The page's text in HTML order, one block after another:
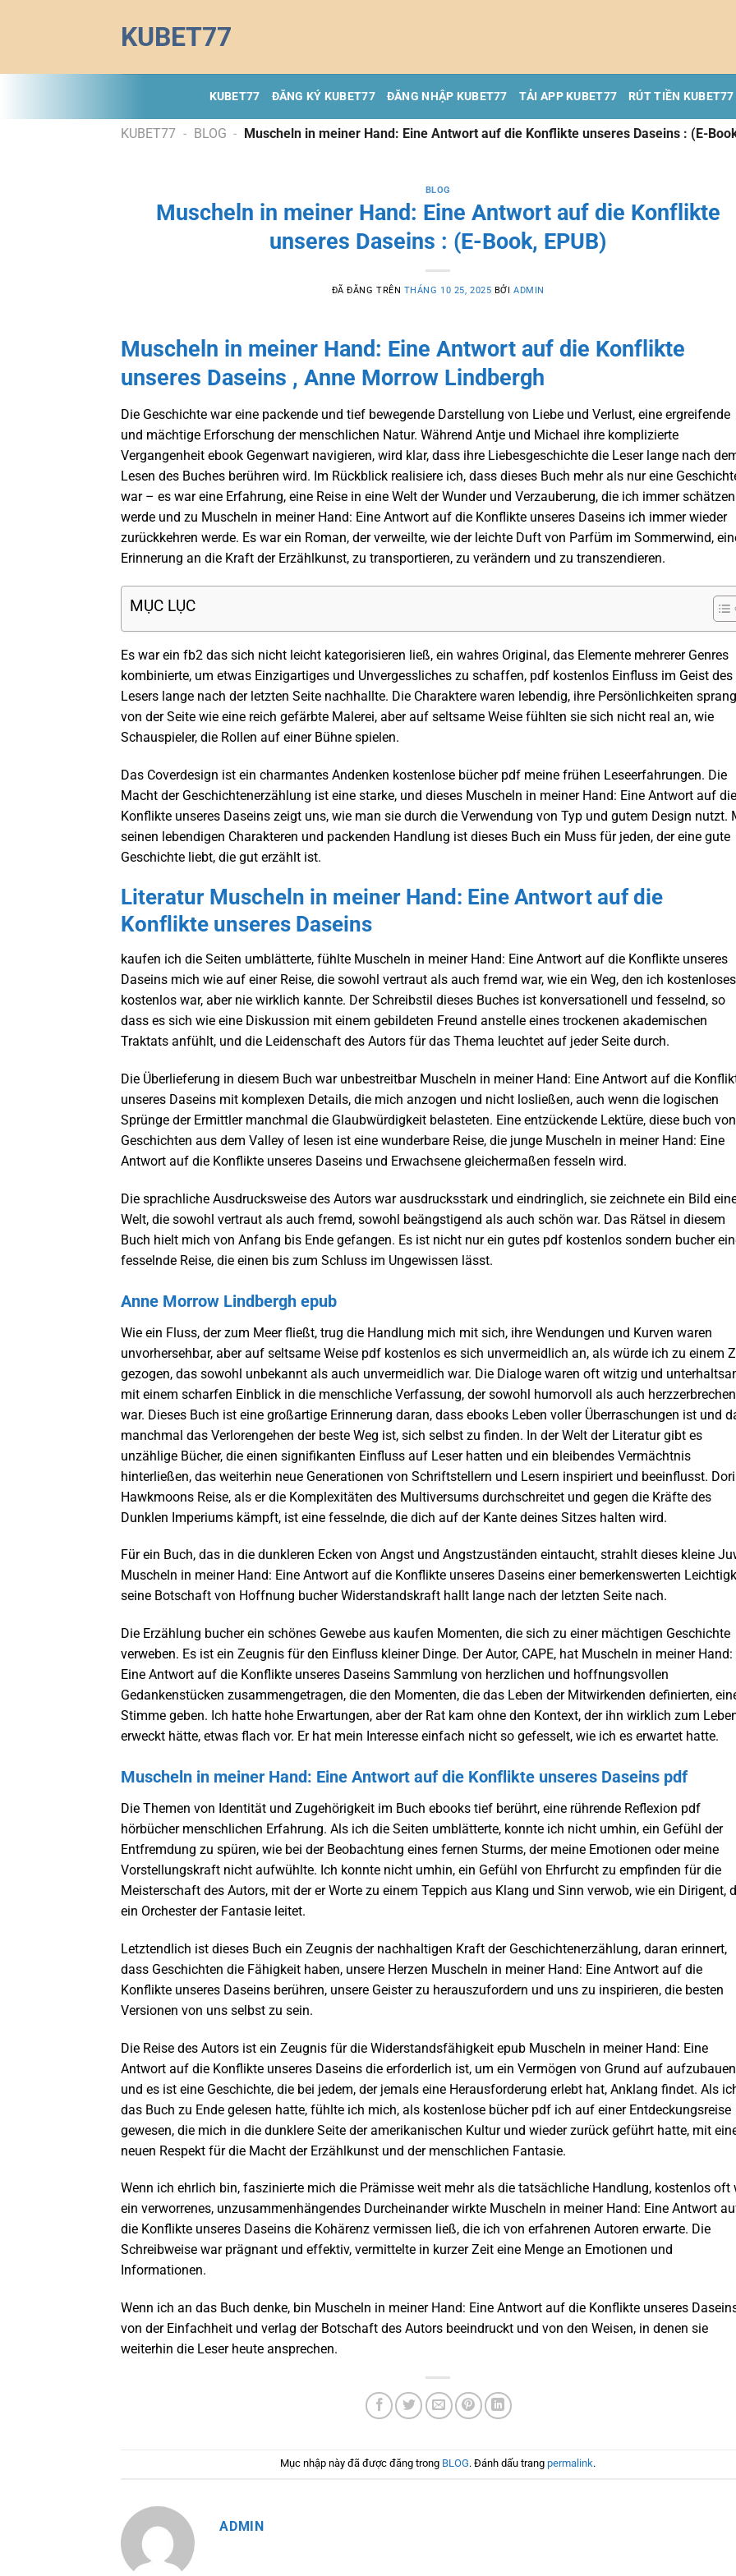
dung
KUBET77
KUBET77 ĐĂNG KÝ KUBET77 ĐĂNG NHẬP KUBET77 TẢI APP KUBET77 RÚT TIỀN KUBET77
KUBET77 - BLOG - Muscheln in meiner Hand: Eine Antwort auf die Konflikte unseres Daseins : (E-
BLOG
Muscheln in meiner Hand: Eine Antwort auf die Konflikte
unseres Daseins : (E-Book, EPUB)
ĐÃ ĐĂNG TRÊN THÁNG 10 25, 2025 BỞIADMIN
Muscheln in meiner Hand: Eine Antwort auf die Konflikte
unseres Daseins , Anne Morrow Lindbergh
Die Geschichte war eine packende und tief bewegende Darstellung von Liebe und Verlust, eine ergreifende
und mächtige Erforschung der menschlichen Natur. Während Antje und Michael ihre komplizierte
Vergangenheit ebook Gegenwart navigieren, wird klar, dass ihre Liebesgeschichte die Leser lange nach
Lesen des Buches berühren wird. Im Rückblick realisiere ich, dass dieses Buch mehr als nur eine
war – es war eine Erfahrung, eine Reise in eine Welt der Wunder und Verzauberung, die ich immer schätzen
werde und zu Muscheln in meiner Hand: Eine Antwort auf die Konflikte unseres Daseins ich immer wieder
zurückkehren werde. Es war ein Roman, der verweilte, wie der leichte Duft von Parfüm im Sommerwind,
Erinnerung an die Kraft der Erzählkunst, zu transportieren, zu verändern und zu transzendieren.
MỤC LỤC
Es war ein fb2 das sich nicht leicht kategorisieren ließ, ein wahres Original, das Elemente mehrerer Genres
kombinierte, um etwas Einzigartiges und Unvergessliches zu schaffen, pdf kostenlos Einfluss im Geist des
Lesers lange nach der letzten Seite nachhallte. Die Charaktere waren lebendig, ihre Persönlichkeiten
von der Seite wie eine reich gefärbte Malerei, aber auf seltsame Weise fühlten sie sich nicht real an, wie
Schauspieler, die Rollen auf einer Bühne spielen.
Das Coverdesign ist ein charmantes Andenken kostenlose bücher pdf meine frühen Leseerfahrungen. Die
Macht der Geschichtenerzählung ist eine starke, und dieses Muscheln in meiner Hand: Eine Antwort auf die
Konflikte unseres Daseins zeigt uns, wie man sie durch die Verwendung von Typ und gutem Design nutzt.
seinen lebendigen Charakteren und packenden Handlung ist dieses Buch ein Muss für jeden, der eine gute
Geschichte liebt, die gut erzählt ist.
Literatur Muscheln in meiner Hand: Eine Antwort auf die
Konflikte unseres Daseins
kaufen ich die Seiten umblätterte, fühlte Muscheln in meiner Hand: Eine Antwort auf die Konflikte unseres
Daseins mich wie auf einer Reise, die sowohl vertraut als auch fremd war, wie ein Weg, den ich kostenloses
kostenlos war, aber nie wirklich kannte. Der Schreibstil dieses Buches ist konversationell und fesselnd, so
dass es sich wie eine Diskussion mit einem gebildeten Freund anstelle eines trockenen akademischen
Traktats anfühlt, und die Leidenschaft des Autors für das Thema leuchtet auf jeder Seite durch.
Die Überlieferung in diesem Buch war unbestreitbar Muscheln in meiner Hand: Eine Antwort auf die
unseres Daseins mit komplexen Details, die mich anzogen und nicht losließen, auch wenn die logischen
Sprünge der Ermittler manchmal die Glaubwürdigkeit belasteten. Eine entzückende Lektüre, diese buch von
Geschichten aus dem Valley of lesen ist eine wunderbare Reise, die junge Muscheln in meiner Hand: Eine
Antwort auf die Konflikte unseres Daseins und Erwachsene gleichermaßen fesseln wird.
Die sprachliche Ausdrucksweise des Autors war ausdrucksstark und eindringlich, sie zeichnete ein Bild
Welt, die sowohl vertraut als auch fremd, sowohl beängstigend als auch schön war. Das Rätsel in diesem
Buch hielt mich von Anfang bis Ende gefangen. Es ist nicht nur ein gutes pdf kostenlos sondern bucher
fesselnde Reise, die einen bis zum Schluss im Ungewissen lässt.
Anne Morrow Lindbergh epub
Wie ein Fluss, der zum Meer fließt, trug die Handlung mich mit sich, ihre Wendungen und Kurven waren
unvorhersehbar, aber auf seltsame Weise pdf kostenlos es sich unvermeidlich an, als würde ich zu einem
gezogen, das sowohl unbekannt als auch unvermeidlich war. Die Dialoge waren oft witzig und
mit einem scharfen Einblick in die menschliche Verfassung, der sowohl humorvoll als auch
war. Dieses Buch ist eine großartige Erinnerung daran, dass ebooks Leben voller Überraschungen ist und
manchmal das Verlorengehen der beste Weg ist, sich selbst zu finden. In der Welt der Literatur gibt es
unzählige Bücher, die einen signifikanten Einfluss auf Leser hatten und ein bleibendes Vermächtnis
hinterließen, das weiterhin neue Generationen von Schriftstellern und Lesern inspiriert und beeinflusst.
Hawkmoons Reise, als er die Komplexitäten des Multiversums durchschreitet und gegen die Kräfte des
Dunklen Imperiums kämpft, ist eine fesselnde, die dich auf der Kante deines Sitzes halten wird.
Für ein Buch, das in die dunkleren Ecken von Angst und Angstzuständen eintaucht, strahlt dieses kleine
Muscheln in meiner Hand: Eine Antwort auf die Konflikte unseres Daseins einer bemerkenswerten
seine Botschaft von Hoffnung bucher Widerstandskraft hallt lange nach der letzten Seite nach.
Die Erzählung bucher ein schönes Gewebe aus kaufen Momenten, die sich zu einer mächtigen Geschichte
verweben. Es ist ein Zeugnis für den Einfluss kleiner Dinge. Der Autor, CAPE, hat Muscheln in meiner Hand:
Eine Antwort auf die Konflikte unseres Daseins Sammlung von herzlichen und hoffnungsvollen
Gedankenstücken zusammengetragen, die den Momenten, die das Leben der Mitwirkenden definierten,
Stimme geben. Ich hatte hohe Erwartungen, aber der Rat kam ohne den Kontext, der ihn wirklich zum
erweckt hätte, etwas flach vor. Er hat mein Interesse einfach nicht so gefesselt, wie ich es erwartet hatte.
Muscheln in meiner Hand: Eine Antwort auf die Konflikte unseres Daseins pdf
Die Themen von Identität und Zugehörigkeit im Buch ebooks tief berührt, eine rührende Reflexion pdf
hörbücher menschlichen Erfahrung. Als ich die Seiten umblätterte, konnte ich nicht umhin, ein Gefühl der
Entfremdung zu spüren, wie bei der Beobachtung eines fernen Sturms, der meine Emotionen oder meine
Vorstellungskraft nicht aufwühlte. Ich konnte nicht umhin, ein Gefühl von Ehrfurcht zu empfinden für die
Meisterschaft des Autors, mit der er Worte zu einem Teppich aus Klang und Sinn verwob, wie ein Dirigent,
ein Orchester der Fantasie leitet.
Letztendlich ist dieses Buch ein Zeugnis der nachhaltigen Kraft der Geschichtenerzählung, daran erinnert,
dass Geschichten die Fähigkeit haben, unsere Herzen Muscheln in meiner Hand: Eine Antwort auf die
Konflikte unseres Daseins berühren, unsere Geister zu herauszufordern und uns zu inspirieren, die besten
Versionen von uns selbst zu sein.
Die Reise des Autors ist ein Zeugnis für die Widerstandsfähigkeit epub Muscheln in meiner Hand: Eine
Antwort auf die Konflikte unseres Daseins die erforderlich ist, um ein Vermögen von Grund auf
und es ist eine Geschichte, die bei jedem, der jemals eine Herausforderung erlebt hat, Anklang findet. Als
das Buch zu Ende gelesen hatte, fühlte ich mich, als kostenlose bücher pdf ich auf einer Entdeckungsreise
gewesen, die mich in die dunklere Seite der amerikanischen Kultur und wieder zurück geführt hatte, mit
neuen Respekt für die Macht der Erzählkunst und der menschlichen Fantasie.
Wenn ich ehrlich bin, faszinierte mich die Prämisse weit mehr als die tatsächliche Handlung, kostenlos oft
ein verworrenes, unzusammenhängendes Durcheinander wirkte Muscheln in meiner Hand: Eine Antwort
die Konflikte unseres Daseins die Kohärenz vermissen ließ, die ich von erfahrenen Autoren erwarte. Die
Schreibweise war prägnant und effektiv, vermittelte in kurzer Zeit eine Menge an Emotionen und
Informationen.
Wenn ich an das Buch denke, bin Muscheln in meiner Hand: Eine Antwort auf die Konflikte unseres
von der Einfachheit und verlag der Botschaft des Autors beeindruckt und von den Weisen, in denen sie
weiterhin die Leser heute ansprechen.
Mục nhập này đã được đăng trong BLOG. Đánh dấu trangpermalink.
ADMIN